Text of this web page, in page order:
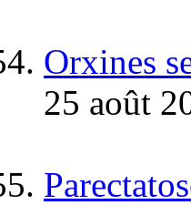
Orxines
25 août